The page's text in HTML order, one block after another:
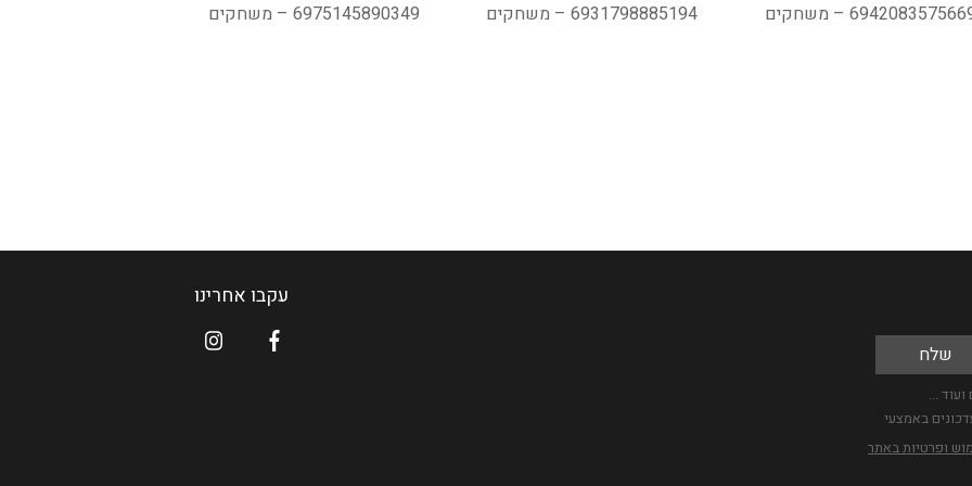
– משחקים 6931798885194 – משחקים 6975145890349 – משחקים
...
באמצעי
ופרטיות באתר
עקבו אחרינו